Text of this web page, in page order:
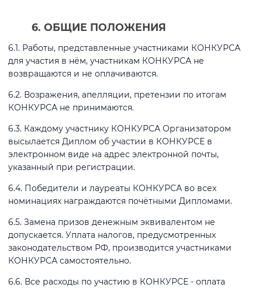
6. ОБЩИЕ ПОЛОЖЕНИЯ
6.1. Работы, представленные участниками КОНКУРСА
для участия в нём, участникам КОНКУРСА не
возвращаются и не оплачиваются.
6.2. Возражения, апелляции, претензии по итогам
КОНКУРСА не принимаются.
6.3. Каждому участнику КОНКУРСА Организатором
высылается Диплом об участии в КОНКУРСЕ в
электронном виде на адрес электронной почты,
указанный при регистрации.
6.4. Победители и лауреаты КОНКУРСА во всех
номинациях награждаются почётными Дипломами.
6.5. Замена призов денежным эквивалентом не
допускается. Уплата налогов, предусмотренных
законодательством РФ, производится участниками
КОНКУРСА самостоятельно.
6.6. Все расходы по участию в КОНКУРСЕ - оплата